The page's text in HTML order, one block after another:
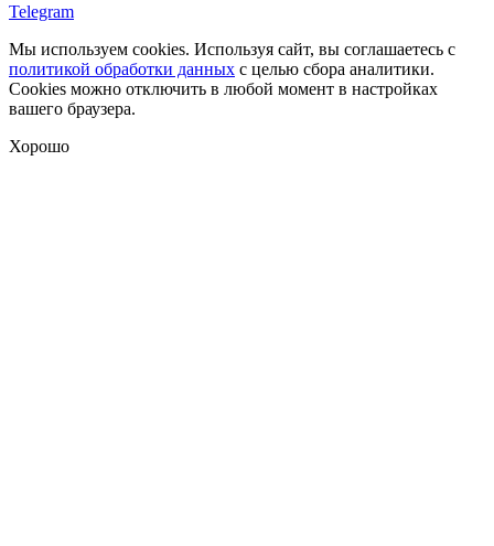
Telegram
Мы используем cookies. Используя сайт, вы соглашаетесь с
политикой обработки данных с целью сбора аналитики.
Cookies можно отключить в любой момент в настройках
вашего браузера.
Хорошо